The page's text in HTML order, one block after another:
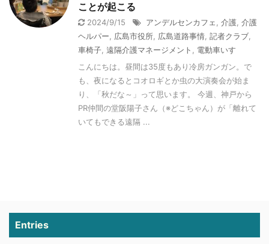
ことが起こる
2024/9/15 アンデルセンカフェ 介護 介護
ヘルパー
広島市役所 広島道路事情 記者クラブ
車椅子 遠隔介護マネージメント
電動車いす
こんにちは。昼間は35度もあり冷房ガンガン。で
も、夜になるとコオロギとか虫の大演奏会が始ま
り、「秋だな～」って思います。 今週、神戸から
PR仲間の堂阪陽子さん（※どこちゃん）が「離れて
いてもできる遠隔 ...
Entries